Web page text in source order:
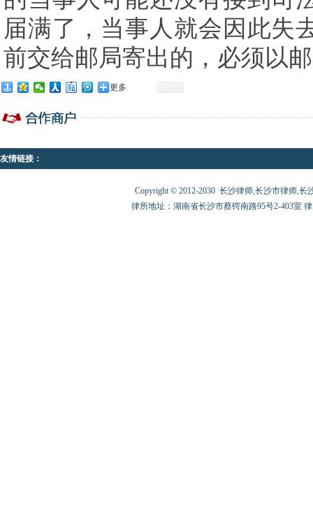
届满了，当事人就会因此失
前交给邮局寄出的，必须以
更多
友情链接：
Copyright © 2012-2030 长沙律师,长沙市律师,长
律所地址：湖南省长沙市蔡锷南路95号2-403室